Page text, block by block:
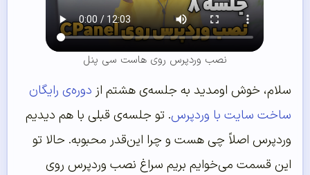
نصب وردپرس روی هاست سی پنل
سلام، خوش اومدید به جلسه‌ی هشتم از دوره‌ی رایگان
ساخت سایت با وردپرس. تو جلسه‌ی قبلی با هم دیدیم
وردپرس اصلاً چی هست و چرا این‌قدر محبوبه. حالا تو
این قسمت می‌خوایم بریم سراغ نصب وردپرس روی